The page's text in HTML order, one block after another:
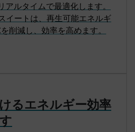
アルタイムで最適化します。
イートは、再生可能エネルギ
削減し、効率を高めます。
るエネルギー効率